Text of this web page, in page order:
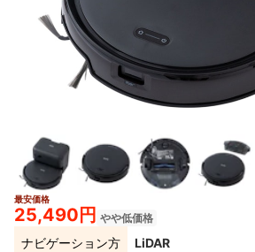
最安価格
25,490円 やや低価格
ナビゲーション方
LiDAR